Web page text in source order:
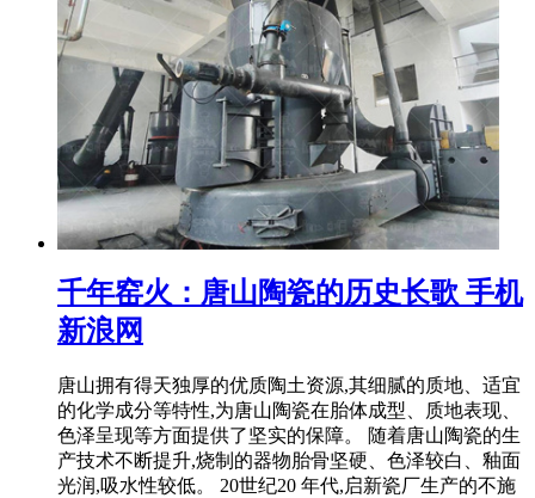
千年窑火：唐山陶瓷的历史长歌 手机
新浪网
唐山拥有得天独厚的优质陶土资源,其细腻的质地、适宜
的化学成分等特性,为唐山陶瓷在胎体成型、质地表现、
色泽呈现等方面提供了坚实的保障。 随着唐山陶瓷的生
产技术不断提升,烧制的器物胎骨坚硬、色泽较白、釉面
光润,吸水性较低。 20世纪20 年代,启新瓷厂生产的不施